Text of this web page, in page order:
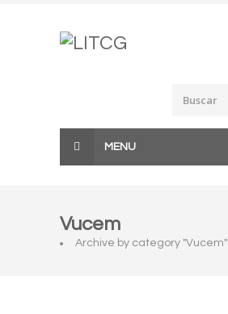
MENU
Vucem
Archive by category "Vucem"